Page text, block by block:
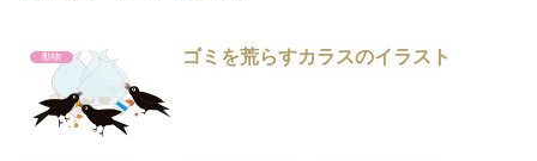
動物 ゴミを荒らすカラスのイラスト